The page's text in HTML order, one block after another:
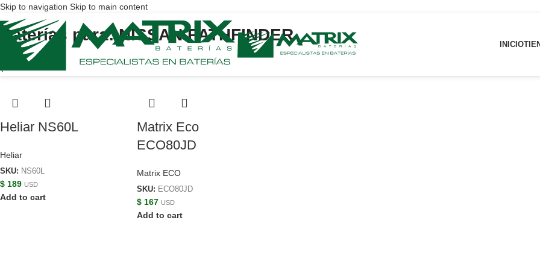
Skip to navigation Skip to main content
INICIO
Baterías para: NISSAN PATHFINDER
Heliar NS60L
Heliar
SKU: NS60L
$ 189 USD
Add to cart
Matrix Eco
ECO80JD
Matrix ECO
SKU: ECO80JD
$ 167 USD
Add to cart